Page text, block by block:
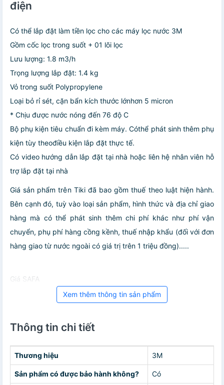
điện
Có thể lắp đặt làm tiền lọc cho các máy lọc nước 3M
Gồm cốc lọc trong suốt + 01 lõi lọc
Lưu lượng: 1.8 m3/h
Trọng lượng lắp đặt: 1.4 kg
Vỏ trong suốt Polypropylene
Loại bỏ rỉ sét, cặn bẩn kích thước lớnhơn 5 micron
* Chịu được nước nóng đến 76 độ C
Bộ phụ kiện tiêu chuẩn đi kèm máy. Cóthể phát sinh thêm phụ
kiện tùy theođiều kiện lắp đặt thực tế.
Có video hướng dẫn lắp đặt tại nhà hoặc liên hệ nhân viên hỗ
trợ lắp đặt tại nhà
Giá sản phẩm trên Tiki đã bao gồm thuế theo luật hiện hành.
Bên cạnh đó, tuỳ vào loại sản phẩm, hình thức và địa chỉ giao
hàng mà có thể phát sinh thêm chi phí khác như phí vận
chuyển, phụ phí hàng cồng kềnh, thuế nhập khẩu (đối với đơn
hàng giao từ nước ngoài có giá trị trên 1 triệu đồng).....
Giá SAFA
Xem thêm thông tin sản phẩm
Thông tin chi tiết
Thương hiệu 3M
Sản phẩm có được bảo hành không? Có